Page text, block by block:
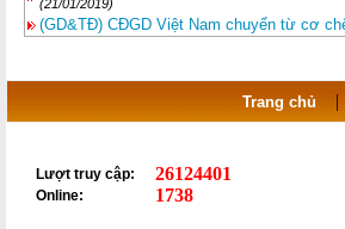
(21/01/2019)
(GD&TĐ) CĐGD Việt Nam chuyển từ cơ
Trang chủ
Lượt truy cập: 26124401
Online: 1738